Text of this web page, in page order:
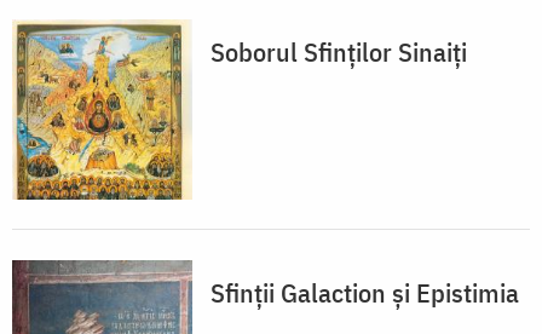
Soborul Sfinţilor Sinaiţi
Sfinţii Galaction şi Epistimia